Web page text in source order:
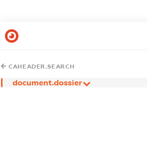
CAHEADER.SEARCH
document.dossier